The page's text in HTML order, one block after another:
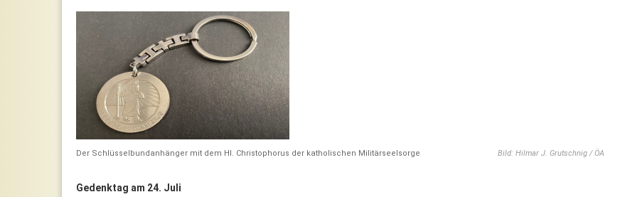
Der Schlüsselbundanhänger mit dem Hl. Christophorus der katholischen Militärseelsorge Bild: Hilmar J. Grutschnig / ÖA
Gedenktag am 24. Juli